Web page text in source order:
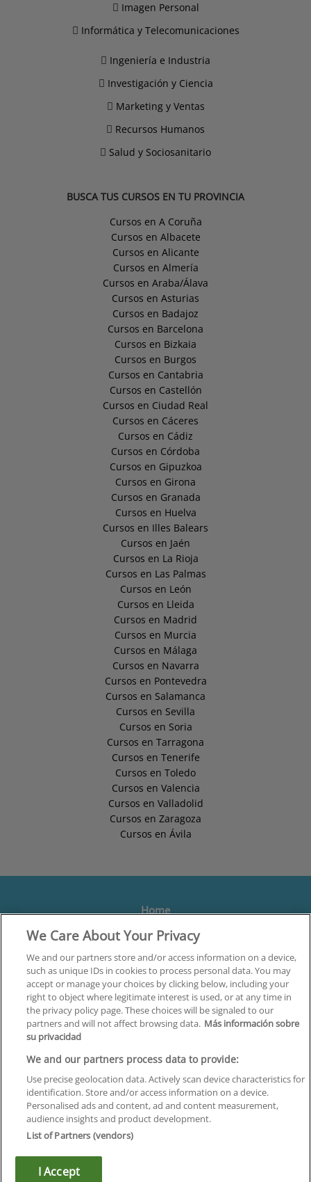
Imagen Personal
Informática y Telecomunicaciones
Ingeniería e Industria
Investigación y Ciencia
Marketing y Ventas
Recursos Humanos
Salud y Sociosanitario
BUSCA TUS CURSOS EN TU PROVINCIA
Cursos en A Coruña
Cursos en Albacete
Cursos en Alicante
Cursos en Almería
Cursos en Araba/Álava
Cursos en Asturias
Cursos en Badajoz
Cursos en Barcelona
Cursos en Bizkaia
Cursos en Burgos
Cursos en Cantabria
Cursos en Castellón
Cursos en Ciudad Real
Cursos en Cáceres
Cursos en Cádiz
Cursos en Córdoba
Cursos en Gipuzkoa
Cursos en Girona
Cursos en Granada
Cursos en Huelva
Cursos en Illes Balears
Cursos en Jaén
Cursos en La Rioja
Cursos en Las Palmas
Cursos en León
Cursos en Lleida
Cursos en Madrid
Cursos en Murcia
Cursos en Málaga
Cursos en Navarra
Cursos en Pontevedra
Cursos en Salamanca
Cursos en Sevilla
Cursos en Soria
Cursos en Tarragona
Cursos en Tenerife
Cursos en Toledo
Cursos en Valencia
Cursos en Valladolid
Cursos en Zaragoza
Cursos en Ávila
Home
Formación
Centros
Orientación
Quiénes somos
Contacta
Aviso Legal
Política de Privacidad
Política de Cookies
Canal Ético
We Care About Your Privacy
We and our partners store and/or access information on a device,
such as unique IDs in cookies to process personal data. You may
accept or manage your choices by clicking below, including your
right to object where legitimate interest is used, or at any time in
the privacy policy page. These choices will be signaled to our
partners and will not affect browsing data. Más información sobre
su privacidad
We and our partners process data to provide:
Use precise geolocation data. Actively scan device characteristics for
identification. Store and/or access information on a device.
Personalised ads and content, ad and content measurement,
audience insights and product development.
List of Partners (vendors)
I Accept